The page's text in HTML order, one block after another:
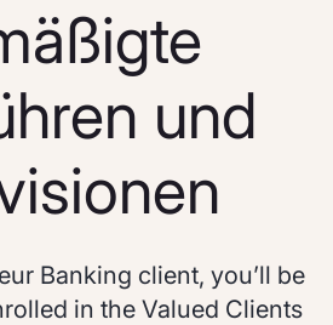
und
Banking client, you’ll be
in the Valued Clients